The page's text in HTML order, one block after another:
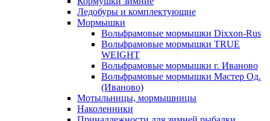
Ледобуры и комплектующие
Мормышки
Вольфрамовые мормышки Dixxon-Rus
Вольфрамовые мормышки TRUE
WEIGHT
Вольфрамовые мормышки г. Иваново
Вольфрамовые мормышки Мастер Од.
(Иваново)
Мотыльницы, мормышницы
Наколенники